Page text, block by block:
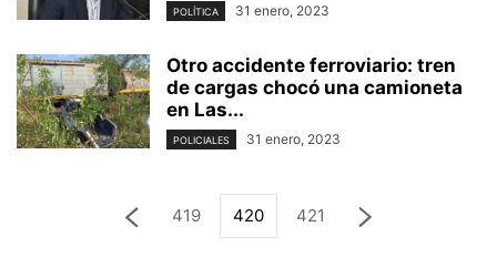
POLÍTICA 31 enero, 2023
Otro accidente ferroviario: tren
de cargas chocó una camioneta
en Las...
POLICIALES 31 enero, 2023
419 420 421